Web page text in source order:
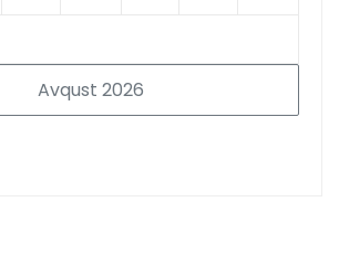
Avqust 2026